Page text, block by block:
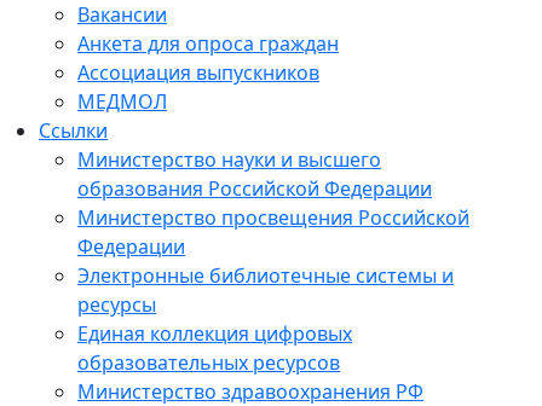
Вакансии
Анкета для опроса граждан
Ассоциация выпускников
МЕДМОЛ
Ссылки
Министерство науки и высшего
образования Российской Федерации
Министерство просвещения Российской
Федерации
Электронные библиотечные системы и
ресурсы
Единая коллекция цифровых
образовательных ресурсов
Министерство здравоохранения РФ